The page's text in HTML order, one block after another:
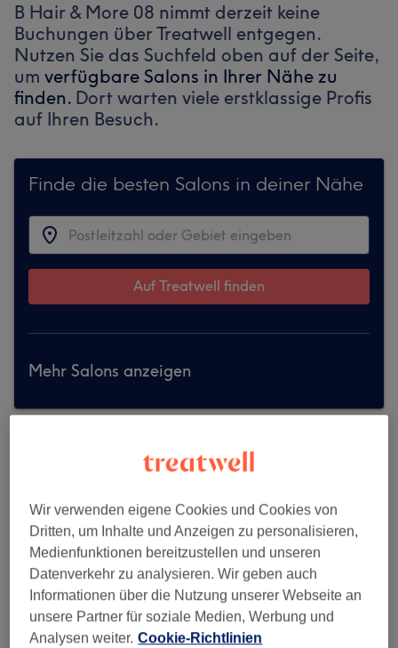
B Hair & More 08 nimmt derzeit keine
Buchungen über Treatwell entgegen.
Nutzen Sie das Suchfeld oben auf der Seite,
um verfügbare Salons in Ihrer Nähe zu
finden. Dort warten viele erstklassige Profis
auf Ihren Besuch.
Finde die besten Salons in deiner Nähe
Auf Treatwell finden
Mehr Salons anzeigen
Wir verwenden eigene Cookies und Cookies von
Dritten, um Inhalte und Anzeigen zu personalisieren,
Medienfunktionen bereitzustellen und unseren
Datenverkehr zu analysieren. Wir geben auch
Informationen über die Nutzung unserer Webseite an
unsere Partner für soziale Medien, Werbung und
Analysen weiter. Cookie-Richtlinien